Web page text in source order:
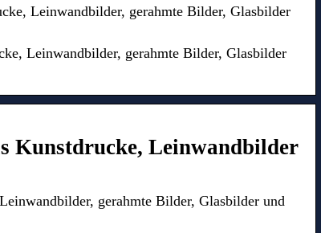
Leinwandbilder, gerahmte Bilder, Glasbilder
Leinwandbilder, gerahmte Bilder, Glasbilder
Kunstdrucke, Leinwandbilder
gerahmte Bilder, Glasbilder und